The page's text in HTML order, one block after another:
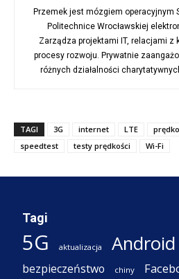
Przemek jest mózgiem operacyjnym
Politechnice Wrocławskiej
Zarządza projektami IT, relacjami z
procesy rozwoju. Prywatnie
różnych działalności
TAGI 3G internet LTE
speedtest
testy prędkości Wi-Fi
Tagi
5G aktualizacja Android
bezpieczeństwo chiny